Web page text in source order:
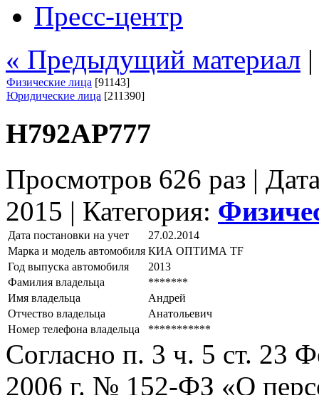
Пресс-центр
« Предыдущий материал
Физические лица [91143]
Юридические лица [211390]
Н792АР777
Просмотров 626 раз |
2015 | Категория:
Дата постановки на учет
27.02.2014
Марка и модель автомобиля КИА ОПТИМА ТF
Год выпуска автомобиля
2013
Фамилия владельца
*******
Имя владельца
Андрей
Отчество владельца
Анатольевич
Номер телефона владельца
***********
Согласно п. 3 ч. 5 ст. 23
2006 г. № 152-ФЗ «О